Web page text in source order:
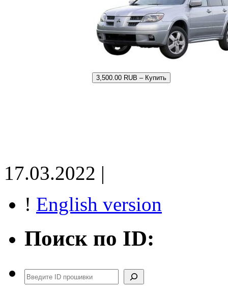
3,500.00 RUB – Купить
17.03.2022 |
! English version
Поиск по ID:
Поиск